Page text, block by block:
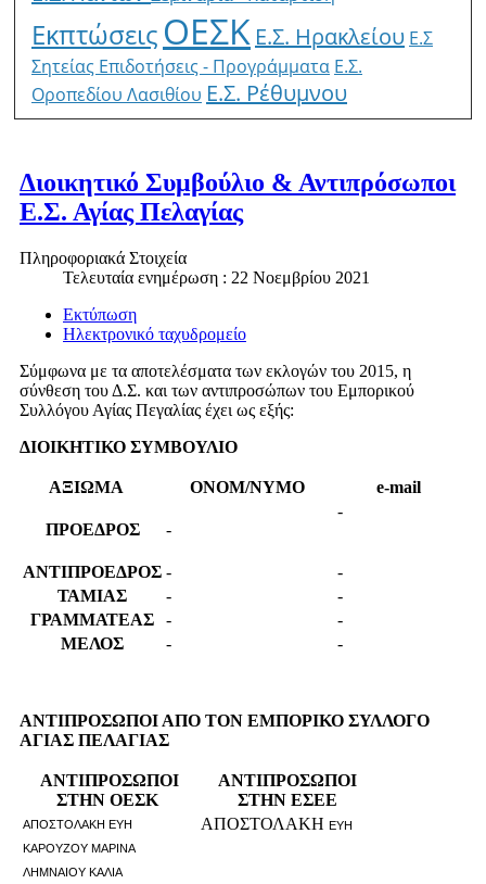
Εκπτώσεις ΟΕΣΚ Ε.Σ. Ηρακλείου E.Σ
Σητείας Επιδοτήσεις - Προγράμματα Ε.Σ.
Οροπεδίου Λασιθίου Ε.Σ. Ρέθυμνου
Διοικητικό Συμβούλιο & Αντιπρόσωποι
Ε.Σ. Αγίας Πελαγίας
Πληροφοριακά Στοιχεία
Τελευταία ενημέρωση : 22 Νοεμβρίου 2021
Εκτύπωση
Ηλεκτρονικό ταχυδρομείο
Σύμφωνα με τα αποτελέσματα των εκλογών του 2015, η
σύνθεση του Δ.Σ. και των αντιπροσώπων του Εμπορικού
Συλλόγου Αγίας Πεγαλίας έχει ως εξής:
ΔΙΟΙΚΗΤΙΚΟ ΣΥΜΒΟΥΛΙΟ
ΑΞΙΩΜΑ ΟΝΟΜ/ΝΥΜΟ e-mail
ΠΡΟΕΔΡΟΣ -
-
ΑΝΤΙΠΡΟΕΔΡΟΣ -
-
ΤΑΜΙΑΣ
-
-
ΓΡΑΜΜΑΤΕΑΣ
-
-
ΜΕΛΟΣ
- -
ΑΝΤΙΠΡΟΣΩΠΟΙ ΑΠΟ ΤΟΝ ΕΜΠΟΡΙΚΟ ΣΥΛΛΟΓΟ
ΑΓΙΑΣ ΠΕΛΑΓΙΑΣ
ΑΝΤΙΠΡΟΣΩΠΟΙ
ΣΤΗΝ ΟΕΣΚ
ΑΝΤΙΠΡΟΣΩΠΟΙ
ΣΤΗΝ ΕΣΕΕ
ΑΠΟΣΤΟΛΑΚΗ ΕΥΗ ΑΠΟΣΤΟΛΑΚΗ ΕΥΗ
ΚΑΡΟΥΖΟΥ ΜΑΡΙΝΑ
ΛΗΜΝΑΙΟΥ ΚΑΛΙΑ